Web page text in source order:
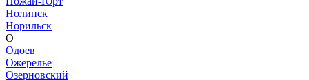
Нолинск
Норильск
О
Одоев
Ожерелье
Озерновский